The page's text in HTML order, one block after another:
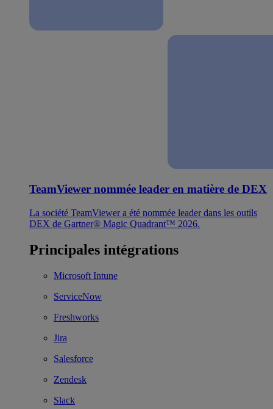
TeamViewer nommée leader en matière de DEX
La société TeamViewer a été nommée leader dans les outils
DEX de Gartner® Magic Quadrant™ 2026.
Principales intégrations
Microsoft Intune
ServiceNow
Freshworks
Jira
Salesforce
Zendesk
Slack